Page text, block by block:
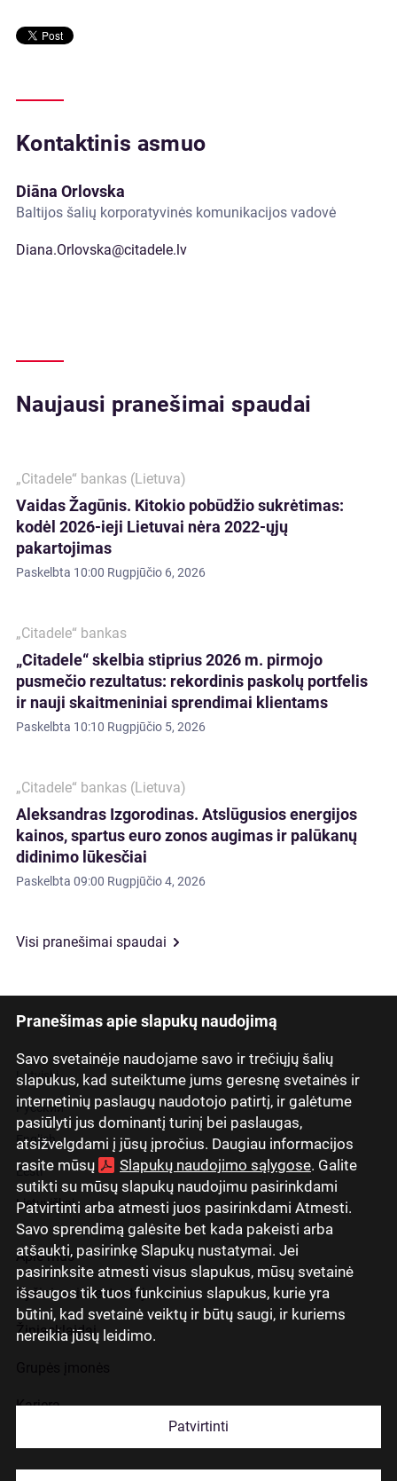
Pranešimas apie slapukų naudojimą
Savo svetainėje naudojame savo ir trečiųjų šalių
slapukus, kad suteiktume jums geresnę svetainės ir
internetinių paslaugų naudotojo patirtį, ir galėtume
pasiūlyti jus dominantį turinį bei paslaugas,
atsižvelgdami į jūsų įpročius. Daugiau informacijos
rasite mūsų
Slapukų naudojimo sąlygose. Galite
sutikti su mūsų slapukų naudojimu pasirinkdami
Patvirtinti arba atmesti juos pasirinkdami Atmesti.
Savo sprendimą galėsite bet kada pakeisti arba
atšaukti, pasirinkę Slapukų nustatymai. Jei
pasirinksite atmesti visus slapukus, mūsų svetainė
išsaugos tik tuos funkcinius slapukus, kurie yra
būtini, kad svetainė veiktų ir būtų saugi, ir kuriems
nereikia jūsų leidimo.
Patvirtinti
Kontaktinis asmuo
Diāna Orlovska
Baltijos šalių korporatyvinės komunikacijos vadovė
Diana.Orlovska@citadele.lv
Naujausi pranešimai spaudai
„Citadele“ bankas (Lietuva)
Vaidas Žagūnis. Kitokio pobūdžio sukrėtimas:
kodėl 2026-ieji Lietuvai nėra 2022-ųjų
pakartojimas
Paskelbta 10:00 Rugpjūčio 6, 2026
„Citadele“ bankas
„Citadele“ skelbia stiprius 2026 m. pirmojo
pusmečio rezultatus: rekordinis paskolų portfelis
ir nauji skaitmeniniai sprendimai klientams
Paskelbta 10:10 Rugpjūčio 5, 2026
„Citadele“ bankas (Lietuva)
Aleksandras Izgorodinas. Atslūgusios energijos
kainos, spartus euro zonos augimas ir palūkanų
didinimo lūkesčiai
Paskelbta 09:00 Rugpjūčio 4, 2026
Visi pranešimai spaudai
Latviski
Русский
English
Eesti
Lietuviškai
Apie mus
Ryšiai su investuotojais
Žiniasklaidai
Karjera